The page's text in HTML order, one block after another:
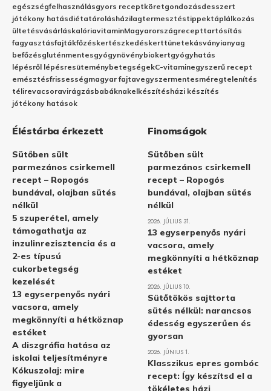
egészségfelhasználásgyors receptköretgondozásdesszert
jótékony hatásdiétatárolásházilagtermesztéstippektáplálkozás
ültetésvásárláskalóriavitaminMagyarországrecepttartósítás
fagyasztásfajtákfőzéskertészkedéskerttünetekásványianyag
befőzésgluténmentesgyógynövénybiokertgyógyhatás
lépésről lépésresüteménybetegségekC-vitaminegyszerű recept
emésztésfrissességmagyar fajtavegyszermentesméregtelenítés
télirevacsoravirágzásbabáknakelkészítésházi készítés
jótékony hatások
Éléstárba érkezett
Sütőben sült
parmezános csirkemell
recept – Ropogós
bundával, olajban sütés
nélkül
5 szuperétel, amely
támogathatja az
inzulinrezisztencia és a
2-es típusú
cukorbetegség
kezelését
13 egyserpenyős nyári
vacsora, amely
megkönnyíti a hétköznap
estéket
A diszgráfia hatása az
iskolai teljesítményre
Kókuszolaj: mire
figyeljünk a
Finomságok
Sütőben sült
parmezános csirkemell
recept – Ropogós
bundával, olajban sütés
nélkül
2026. JÚLIUS 31.
13 egyserpenyős nyári
vacsora, amely
megkönnyíti a hétköznap
estéket
2026. JÚLIUS 10.
Sütőtökös sajttorta
sütés nélkül: narancsos
édesség egyszerűen és
gyorsan
2026. JÚNIUS 1.
Klasszikus epres gombóc
recept: Így készítsd el a